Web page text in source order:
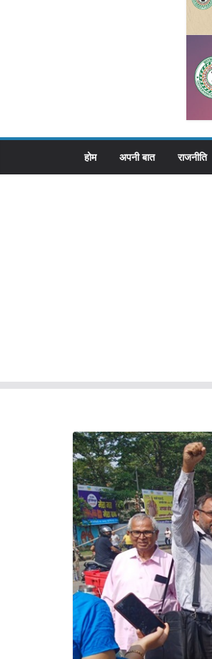
होम अपनी बात राजनीति